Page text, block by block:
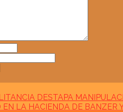
DESTAPA
LA HACIENDA DE BANZER